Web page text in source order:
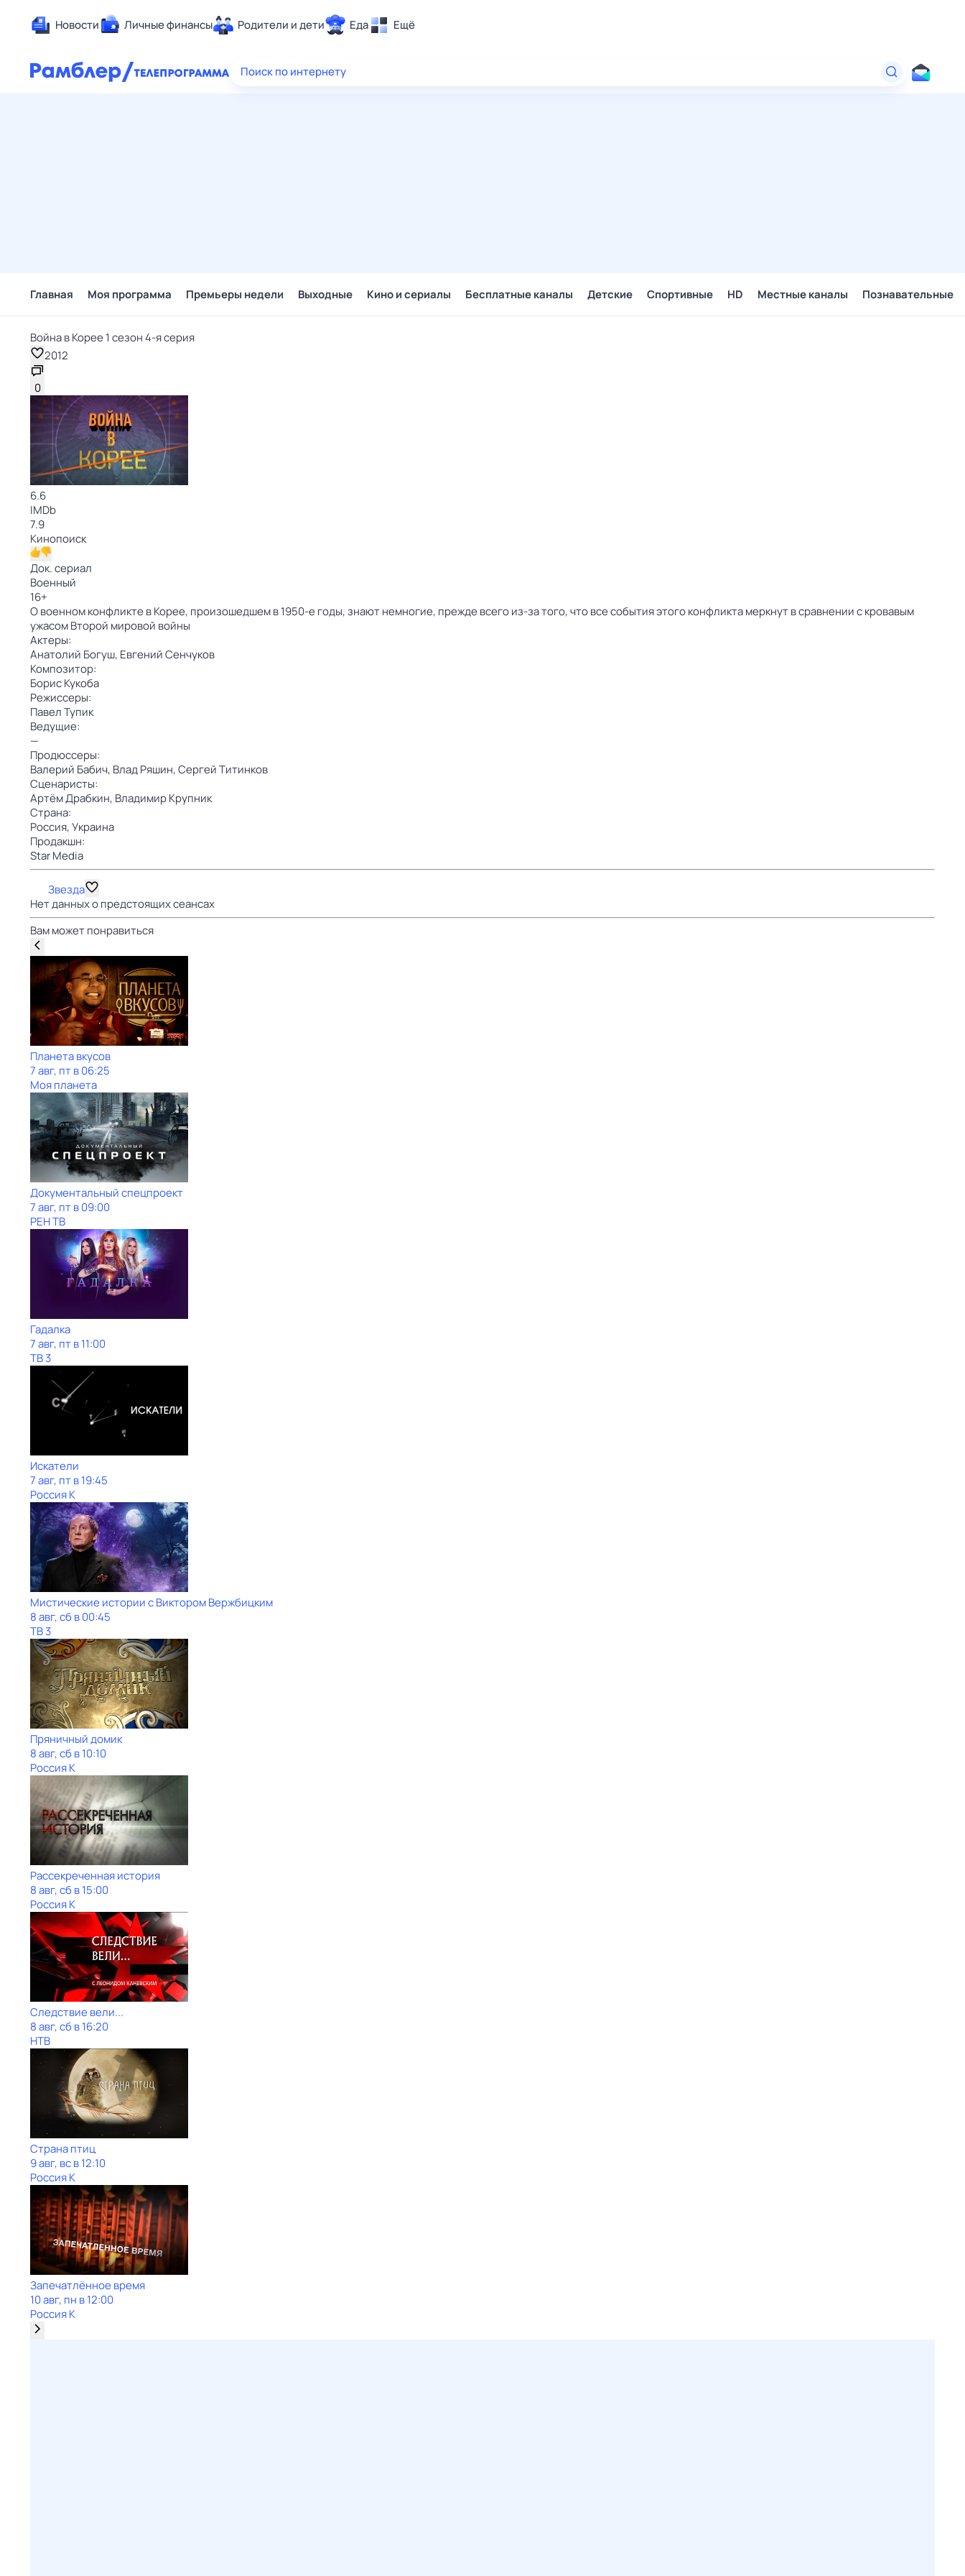
Новости Личные финансы Родители и дети Еда Ещё
Здоровье
Поиск по интернету
Главная Моя программа Премьеры недели Выходные Кино и сериалы Бесплатные каналы Детские Спортивные HD Местные каналы Познавательные
Война в Корее 1 сезон 4-я серия
2012
0
6.6
IMDb
7.9
Кинопоиск
Док. сериал
Военный
16+
О военном конфликте в Корее, произошедшем в 1950-е годы, знают немногие, прежде всего из-за того, что все события этого конфликта меркнут в сравнении с кровавым
ужасом Второй мировой войны
Актеры:
Анатолий Богуш, Евгений Сенчуков
Композитор:
Борис Кукоба
Режиссеры:
Павел Тупик
Ведущие:
—
Продюссеры:
Валерий Бабич, Влад Ряшин,Сергей Титинков
Сценаристы:
Артём Драбкин, Владимир Крупник
Страна:
Россия,Украина
Продакшн:
Star Media
Звезда
Нет данных о предстоящих сеансах
Вам может понравиться
Планета вкусов
7 авг, пт в 06:25
Моя планета
Документальный спецпроект
7 авг, пт в 09:00
РЕН ТВ
Гадалка
7 авг, пт в 11:00
ТВ 3
Искатели
7 авг, пт в 19:45
Россия К
Мистические истории с Виктoром Bержбицким
8 авг, сб в 00:45
ТВ 3
Пряничный домик
8 авг, сб в 10:10
Россия К
Рассекреченная история
8 авг, сб в 15:00
Россия К
Следствие вели...
8 авг, сб в 16:20
НТВ
Страна птиц
9 авг, вс в 12:10
Россия К
Запечатлённое время
10 авг, пн в 12:00
Россия К